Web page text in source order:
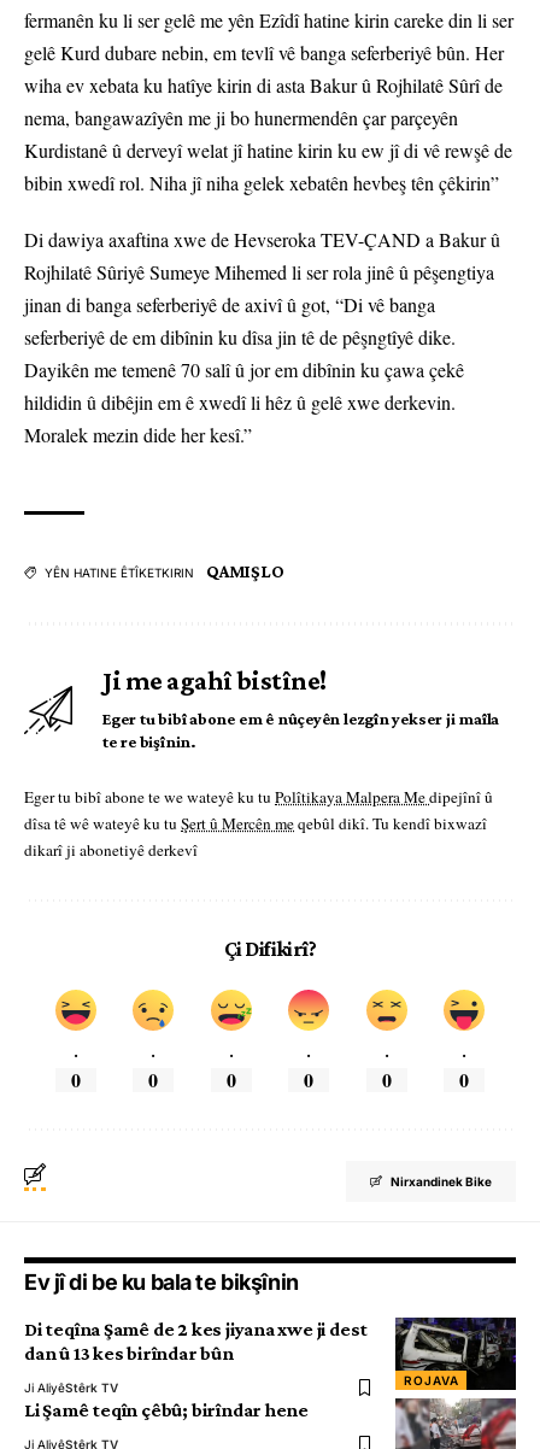
fermanên ku li ser gelê me yên Ezîdî hatine kirin careke din li ser
gelê Kurd dubare nebin, em tevlî vê banga seferberiyê bûn. Her
wiha ev xebata ku hatîye kirin di asta Bakur û Rojhilatê Sûrî de
nema, bangawazîyên me ji bo hunermendên çar parçeyên
Kurdistanê û derveyî welat jî hatine kirin ku ew jî di vê rewşê de
bibin xwedî rol. Niha jî niha gelek xebatên hevbeş tên çêkirin”
Di dawiya axaftina xwe de Hevseroka TEV-ÇAND a Bakur û
Rojhilatê Sûriyê Sumeye Mihemed li ser rola jinê û pêşengtiya
jinan di banga seferberiyê de axivî û got, “Di vê banga
seferberiyê de em dibînin ku dîsa jin tê de pêşngtîyê dike.
Dayikên me temenê 70 salî û jor em dibînin ku çawa çekê
hildidin û dibêjin em ê xwedî li hêz û gelê xwe derkevin.
Moralek mezin dide her kesî.”
YÊN HATINE ÊTÎKETKIRIN QAMIŞLO
Ji me agahî bistîne!
Eger tu bibî abone em ê nûçeyên lezgîn yekser ji maîla
te re bişînin.
Eger tu bibî abone te we wateyê ku tu Polîtikaya Malpera Medipejînî û
dîsa tê wê wateyê ku tu Şert û Mercên meqebûl dikî. Tu kendî bixwazî
dikarî ji abonetiyê derkevî
Çi Difikirî?
.
0
.
0
.
0
.
0
.
0
.
0
Nirxandinek Bike
Ev jî di be ku bala te bikşînin
ROJAVA
Di teqîna Şamê de 2 kes jiyana xwe ji dest
dan û 13 kes birîndar bûn
Ji AliyêStêrk TV
Li Şamê teqîn çêbû; birîndar hene
Ji AliyêStêrk TV